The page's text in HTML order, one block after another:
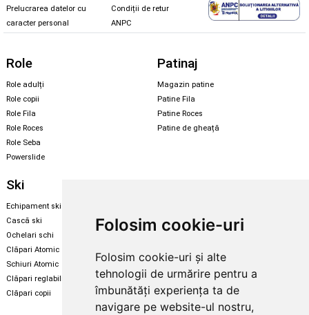
Folosim cookie-uri
Folosim cookie-uri și alte
tehnologii de urmărire pentru a
îmbunătăți experiența ta de
navigare pe website-ul nostru,
Prelucrarea datelor cu
caracter personal
Condiții de retur
ANPC
Role
Role adulți
Role copii
Role Fila
Role Roces
Role Seba
Powerslide
Patinaj
Magazin patine
Patine Fila
Patine Roces
Patine de gheață
Ski
Echipament ski
Cască ski
Ochelari schi
Clăpari Atomic
Schiuri Atomic
Clăpari reglabili
Clăpari copii
Echipament snowboard
Skate & longboard
Santa Cruz
Enuff Skateboards